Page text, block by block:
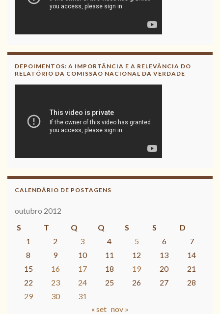
DEPOIMENTOS: A IMPORTÂNCIA E A RELEVÂNCIA DO
RELATÓRIO DA COMISSÃO NACIONAL DA VERDADE
CALENDÁRIO DE POSTAGENS
outubro 2012
S
T Q Q S S
D
1
2 3 4 5 6
7
8
9 10 11 12 13
14
15
16 17 18 19 20
21
22
23 24 25 26 27
28
29
30
31
« set nov »